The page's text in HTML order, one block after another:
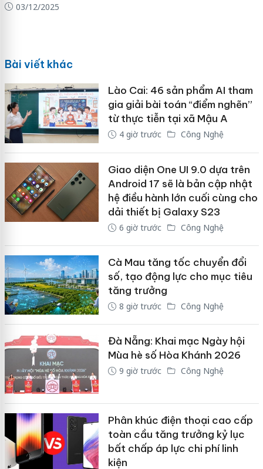
03/12/2025
Bài viết khác
Lào Cai: 46 sản phẩm AI tham
gia giải bài toán “điểm nghẽn”
từ thực tiễn tại xã Mậu A
4 giờ trước Công Nghệ
Giao diện One UI 9.0 dựa trên
Android 17 sẽ là bản cập nhật
hệ điều hành lớn cuối cùng cho
dải thiết bị Galaxy S23
6 giờ trước Công Nghệ
Cà Mau tăng tốc chuyển đổi
số, tạo động lực cho mục tiêu
tăng trưởng
8 giờ trước Công Nghệ
Đà Nẵng: Khai mạc Ngày hội
Mùa hè số Hòa Khánh 2026
9 giờ trước Công Nghệ
Phân khúc điện thoại cao cấp
toàn cầu tăng trưởng kỷ lục
bất chấp áp lực chi phí linh
kiện